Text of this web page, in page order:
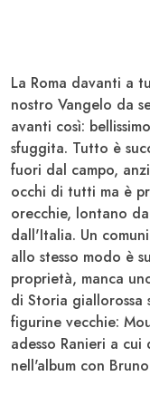
La Roma davanti a
nostro Vangelo da
avanti così:
sfuggita. Tutto è
fuori dal campo,
occhi di tutti ma è
orecchie, lontano
dall'Italia. Un
allo stesso modo è
proprietà, manca
di Storia
figurine vecchie:
adesso Ranieri a cui
nell'album con Bruno